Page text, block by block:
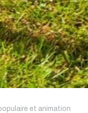
et animation